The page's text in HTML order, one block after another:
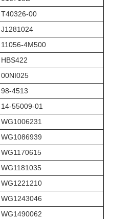
T40326-00
J1281024
11056-4M500
HBS422
00NI025
98-4513
14-55009-01
WG1006231
WG1086939
WG1170615
WG1181035
WG1221210
WG1243046
WG1490062